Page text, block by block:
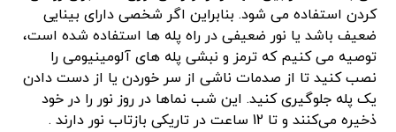
کردن استفاده می شود. بنابراین اگر شخصی دارای بینایی
ضعیف باشد یا نور ضعیفی در راه پله ها استفاده شده است،
توصیه می کنیم که ترمز و نبشی پله های آلومینیومی را
نصب کنید تا از صدمات ناشی از سر خوردن یا از دست دادن
یک پله جلوگیری کنید. این شب نماها در روز نور را در خود
ذخیره می‌کنند و تا 12 ساعت در تاریکی بازتاب نور دارند .